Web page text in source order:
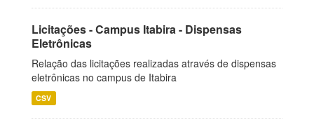
Licitações - Campus Itabira - Dispensas
Eletrônicas
Relação das licitações realizadas através de dispensas
eletrônicas no campus de Itabira
CSV